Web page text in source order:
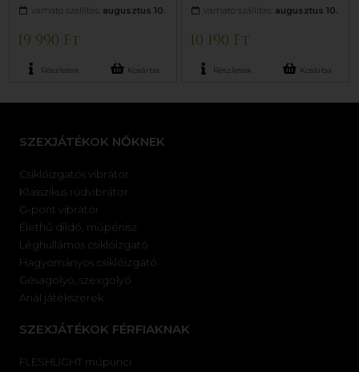
várható szállítás: augusztus 10.
19 990 Ft
Részletek Kosárba
várható szállítás: augusztus 10.
10 190 Ft
Részletek Kosárba
SZEXJÁTÉKOK NŐKNEK
Csiklóizgatós vibrátor
Klasszikus rúdvibrátor
G-pont vibrátor
Élethű dildó, műpénisz
Léghullámos csiklóizgató
Hagyományos csiklóizgató
Gésagolyó, szexgolyó
Anál játékszerek
SZEXJÁTÉKOK FÉRFIAKNAK
FLESHLIGHT műpunci